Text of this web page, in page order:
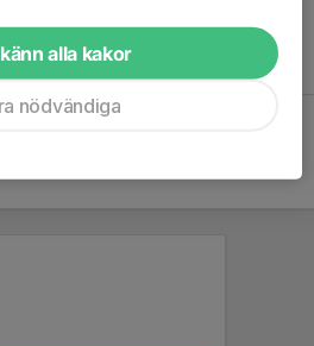
via länken:Intresseanmälan
alla kakor
nödvändiga